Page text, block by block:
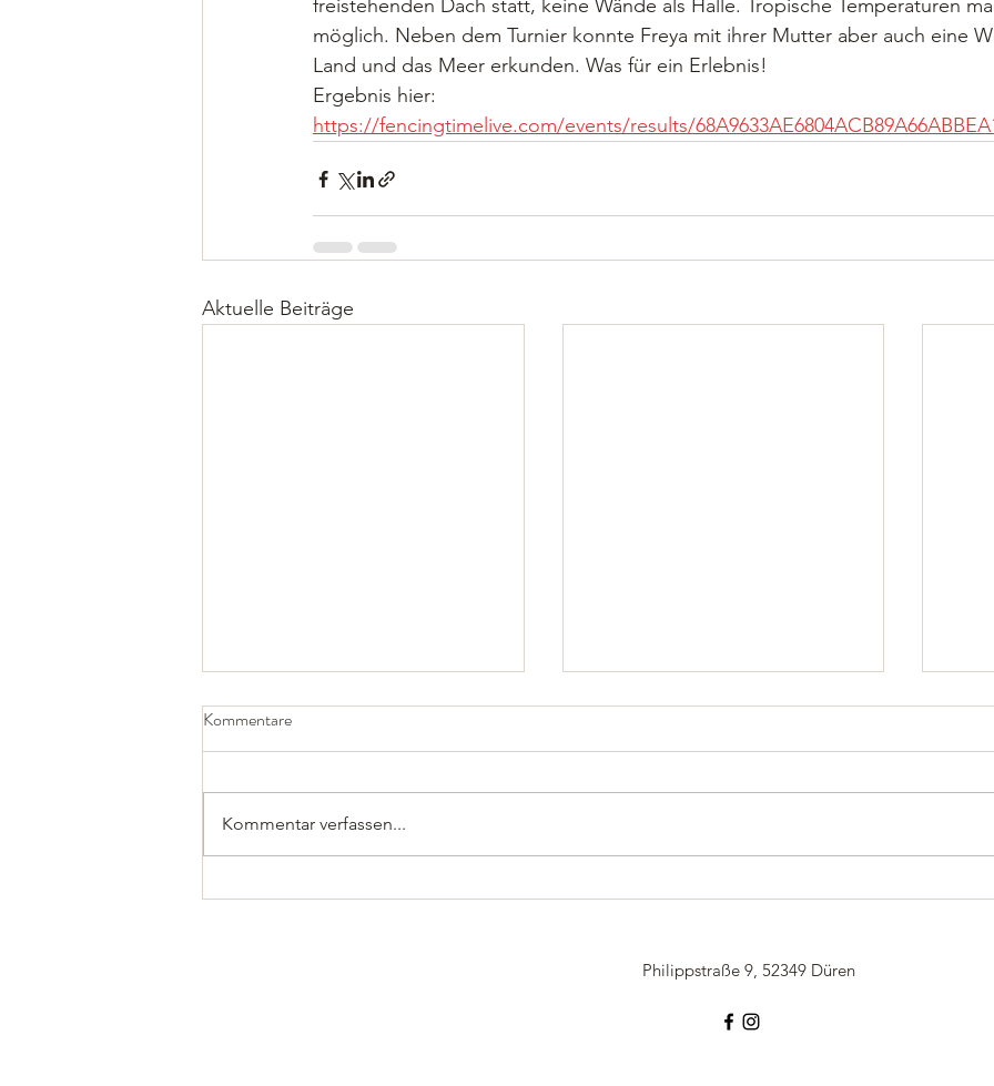
freistehenden Dach statt, keine Wände als Halle. Tropische Temperaturen
möglich. Neben dem Turnier konnte Freya mit ihrer Mutter aber auch eine
Land und das Meer erkunden. Was für ein Erlebnis!
Ergebnis hier:
https://fencingtimelive.com/events/results/
Aktuelle Beiträge
Letztes Saisonturnier -
Kommentare
Kommentar verfassen...
Philippstraße 9, 52349 Düren